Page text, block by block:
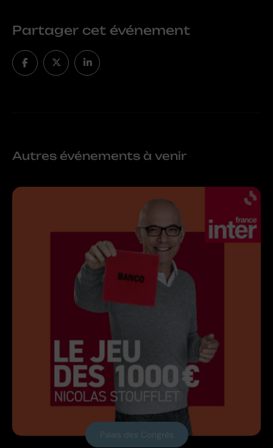
Partager cet événement
Autres événements à venir
Palais des Congrès